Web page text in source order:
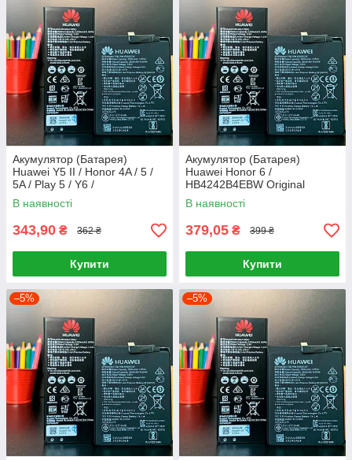
Акумулятор (Батарея)
Huawei Y5 II / Honor 4A / 5 /
5A / Play 5 / Y6 /
HB4342A1RBC Original
В наявності
343,90 ₴ 362 ₴
Купити
Акумулятор (Батарея)
Huawei Honor 6 /
HB4242B4EBW Original
В наявності
379,05 ₴ 399 ₴
Купити
–5% –5%